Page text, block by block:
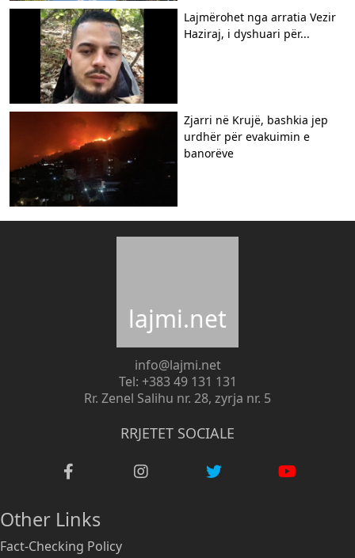
Lajmërohet nga arratia Vezir
Haziraj, i dyshuari për...
Zjarri në Krujë, bashkia jep
urdhër për evakuimin e
banorëve
lajmi.net
info@lajmi.net
Tel: +383 49 131 131
Rr. Zenel Salihu nr. 28, zyrja nr. 5
RRJETET SOCIALE
Other Links
Fact-Checking Policy